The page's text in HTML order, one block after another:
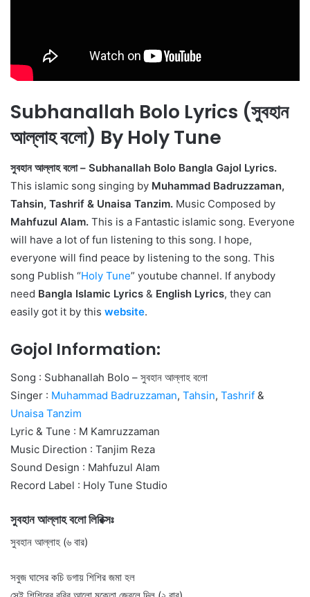
Subhanallah Bolo Lyrics (সুবহান
আল্লাহ বলো) By Holy Tune
সুবহান আল্লাহ বলো – Subhanallah Bolo Bangla Gajol Lyrics.
This islamic song singing by Muhammad Badruzzaman,
Tahsin, Tashrif & Unaisa Tanzim. Music Composed by
Mahfuzul Alam. This is a Fantastic islamic song. Everyone
will have a lot of fun listening to this song. I hope,
everyone will find peace by listening to the song. This
song Publish “Holy Tune” youtube channel. If anybody
need Bangla Islamic Lyrics & English Lyrics, they can
easily got it by this website.
Gojol Information:
Song : Subhanallah Bolo – সুবহান আল্লাহ বলো
Singer : Muhammad Badruzzaman, Tahsin, Tashrif &
Unaisa Tanzim
Lyric & Tune : M Kamruzzaman
Music Direction : Tanjim Reza
Sound Design : Mahfuzul Alam
Record Label : Holy Tune Studio
সুবহান আল্লাহ বলো লিরিক্সঃ
সুবহান আল্লাহ (৬ বার)
সবুজ ঘাসের কচি ডগায় শিশির জমা হল